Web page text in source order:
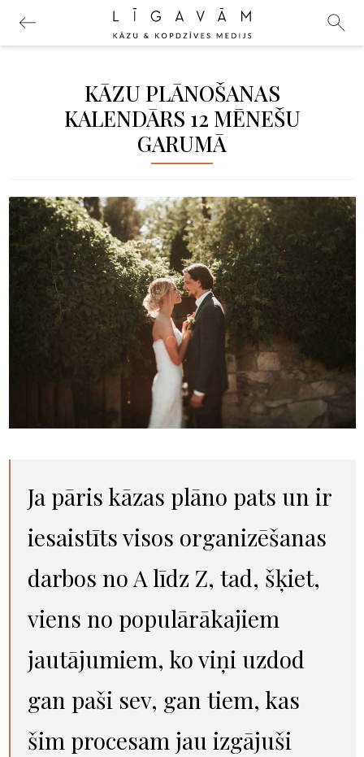
KĀZU PLĀNOŠANAS
KALENDĀRS 12 MĒNEŠU
GARUMĀ
Ja pāris kāzas plāno pats un ir
iesaistīts visos organizēšanas
darbos no A līdz Z, tad, šķiet,
viens no populārākajiem
jautājumiem, ko viņi uzdod
gan paši sev, gan tiem, kas
šim procesam jau izgājuši